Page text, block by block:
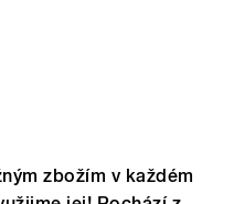
zbožím v každém